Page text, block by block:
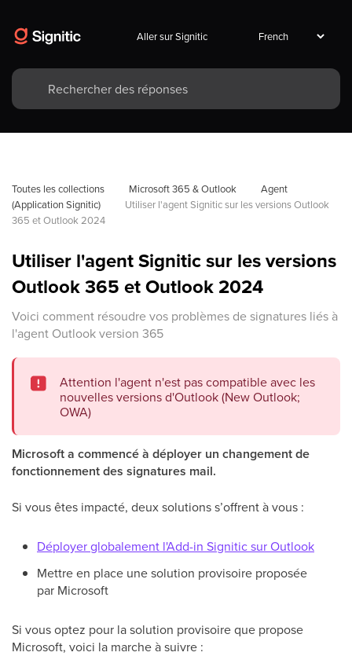
Aller sur Signitic
Toutes les collections Microsoft 365 & Outlook
Agent
(Application Signitic)
Utiliser l'agent Signitic sur les versions Outlook
365 et Outlook 2024
Utiliser l'agent Signitic sur les versions
Outlook 365 et Outlook 2024
Voici comment résoudre vos problèmes de signatures liés à
l'agent Outlook version 365
Attention l'agent n'est pas compatible avec les
nouvelles versions d'Outlook (New Outlook;
OWA)
Microsoft a commencé à déployer un changement de
fonctionnement des signatures mail.
Si vous êtes impacté, deux solutions s’offrent à vous :
Déployer globalement l'Add-in Signitic sur Outlook
Mettre en place une solution provisoire proposée
par Microsoft
Si vous optez pour la solution provisoire que propose
Microsoft, voici la marche à suivre :